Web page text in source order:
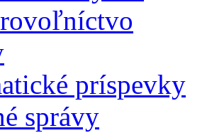
príspevky
správy